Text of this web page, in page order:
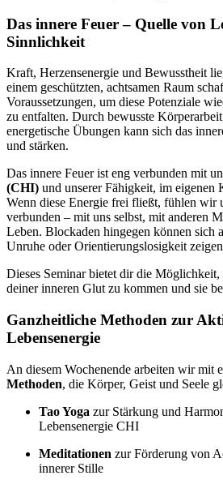
Das innere Feuer – Quelle von
Sinnlichkeit
Kraft, Herzensenergie und Bewusstheit
einem geschützten, achtsamen Raum
Voraussetzungen, um diese Potenziale
zu entfalten. Durch bewusste
energetische Übungen kann sich das
und stärken.
Das innere Feuer ist eng verbunden mit
(CHI) und unserer Fähigkeit, im eigenen
Wenn diese Energie frei fließt, fühlen wir
verbunden – mit uns selbst, mit anderen
Leben. Blockaden hingegen können sich
Unruhe oder Orientierungslosigkeit
Dieses Seminar bietet dir die
deiner inneren Glut zu kommen und sie
Ganzheitliche Methoden zur
Lebensenergie
An diesem Wochenende arbeiten wir mit
Methoden, die Körper, Geist und Seele
Tao Yoga zur Stärkung und
Lebensenergie CHI
Meditationen zur Förderung von
innerer Stille